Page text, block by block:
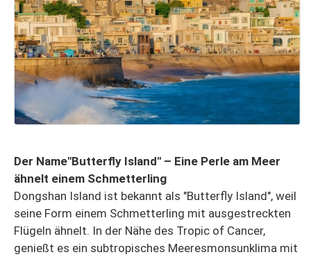
Der Name"Butterfly Island" – Eine Perle am Meer
ähnelt einem Schmetterling
Dongshan Island ist bekannt als "Butterfly Island", weil
seine Form einem Schmetterling mit ausgestreckten
Flügeln ähnelt. In der Nähe des Tropic of Cancer,
genießt es ein subtropisches Meeresmonsunklima mit